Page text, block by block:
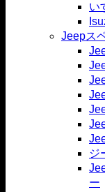
い
Jeepス
ジ
ー